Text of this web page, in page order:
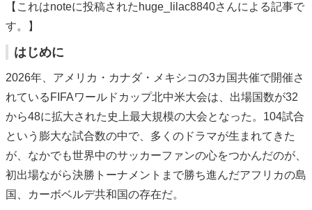
【これはnoteに投稿されたhuge_lilac8840さんによる記事で
す。】
はじめに
2026年、アメリカ・カナダ・メキシコの3カ国共催で開催さ
れているFIFAワールドカップ北中米大会は、出場国数が32
から48に拡大された史上最大規模の大会となった。104試合
という膨大な試合数の中で、多くのドラマが生まれてきた
が、なかでも世界中のサッカーファンの心をつかんだのが、
初出場ながら決勝トーナメントまで勝ち進んだアフリカの島
国、カーボベルデ共和国の存在だ。